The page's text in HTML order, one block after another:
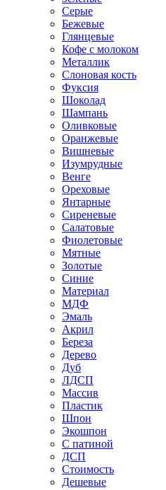
Серые
Бежевые
Глянцевые
Кофе с молоком
Металлик
Слоновая кость
Фуксия
Шоколад
Шампань
Оливковые
Оранжевые
Вишневые
Изумрудные
Венге
Ореховые
Янтарные
Сиреневые
Салатовые
Фиолетовые
Мятные
Золотые
Синие
Материал
МДФ
Эмаль
Акрил
Береза
Дерево
Дуб
ЛДСП
Массив
Пластик
Шпон
Экошпон
С патиной
ДСП
Стоимость
Дешевые